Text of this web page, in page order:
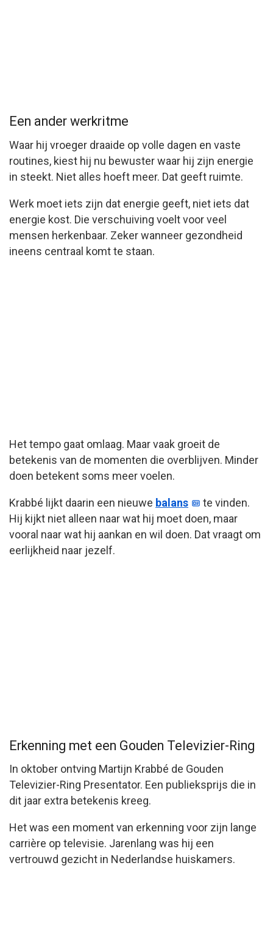
Een ander werkritme
Waar hij vroeger draaide op volle dagen en vaste
routines, kiest hij nu bewuster waar hij zijn energie
in steekt. Niet alles hoeft meer. Dat geeft ruimte.
Werk moet iets zijn dat energie geeft, niet iets dat
energie kost. Die verschuiving voelt voor veel
mensen herkenbaar. Zeker wanneer gezondheid
ineens centraal komt te staan.
Het tempo gaat omlaag. Maar vaak groeit de
betekenis van de momenten die overblijven. Minder
doen betekent soms meer voelen.
Krabbé lijkt daarin een nieuwe balans
te vinden.
Hij kijkt niet alleen naar wat hij moet doen, maar
vooral naar wat hij aankan en wil doen. Dat vraagt om
eerlijkheid naar jezelf.
Erkenning met een Gouden Televizier-Ring
In oktober ontving Martijn Krabbé de Gouden
Televizier-Ring Presentator. Een publieksprijs die in
dit jaar extra betekenis kreeg.
Het was een moment van erkenning voor zijn lange
carrière op televisie. Jarenlang was hij een
vertrouwd gezicht in Nederlandse huiskamers.